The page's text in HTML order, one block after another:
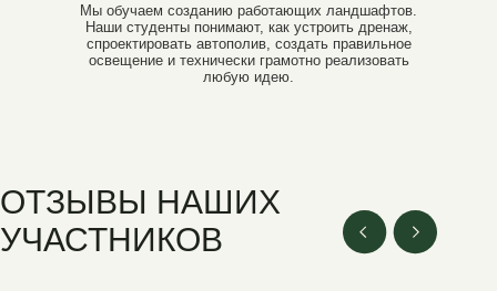
Мы обучаем созданию работающих ландшафтов.
Наши студенты понимают, как устроить дренаж,
спроектировать автополив, создать правильное
освещение и технически грамотно реализовать
любую идею.
ОТЗЫВЫ НАШИХ
УЧАСТНИКОВ